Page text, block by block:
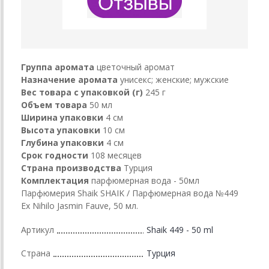
Группа аромата цветочный аромат
Назначение аромата унисекс; женские; мужские
Вес товара с упаковкой (г) 245 г
Объем товара 50 мл
Ширина упаковки 4 см
Высота упаковки 10 см
Глубина упаковки 4 см
Срок годности 108 месяцев
Страна производства Турция
Комплектация парфюмерная вода - 50мл
Парфюмерия Shaik SHAIK / Парфюмерная вода №449
Ex Nihilo Jasmin Fauve, 50 мл.
Артикул Shaik 449 - 50 ml
Страна Турция